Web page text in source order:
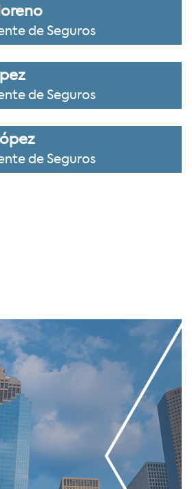
de Seguros
de Seguros
de Seguros